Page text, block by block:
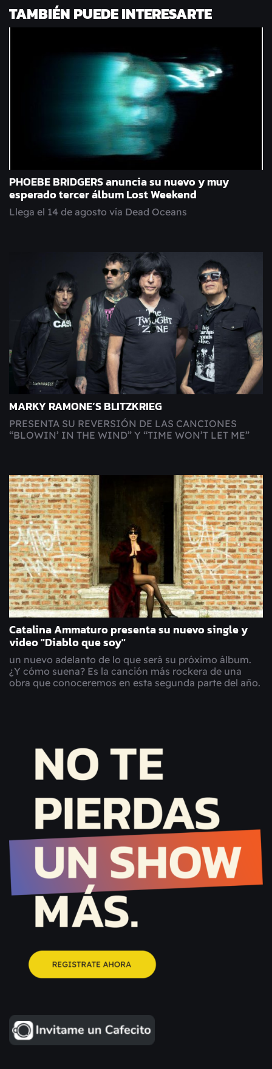
TAMBIÉN PUEDE INTERESARTE
PHOEBE BRIDGERS anuncia su nuevo y muy
esperado tercer álbum Lost Weekend
Llega el 14 de agosto vía Dead Oceans
MARKY RAMONE’S BLITZKRIEG
PRESENTA SU REVERSIÓN DE LAS CANCIONES
“BLOWIN’ IN THE WIND” Y “TIME WON’T LET ME”
Catalina Ammaturo presenta su nuevo single y
video "Diablo que soy"
un nuevo adelanto de lo que será su próximo álbum.
¿Y cómo suena? Es la canción más rockera de una
obra que conoceremos en esta segunda parte del año.